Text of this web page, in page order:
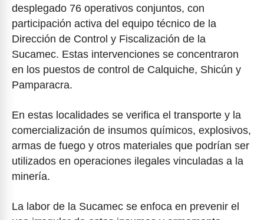
desplegado 76 operativos conjuntos, con
participación activa del equipo técnico de la
Dirección de Control y Fiscalización de la
Sucamec. Estas intervenciones se concentraron
en los puestos de control de Calquiche, Shicún y
Pamparacra.
En estas localidades se verifica el transporte y la
comercialización de insumos químicos, explosivos,
armas de fuego y otros materiales que podrían ser
utilizados en operaciones ilegales vinculadas a la
minería.
La labor de la Sucamec se enfoca en prevenir el